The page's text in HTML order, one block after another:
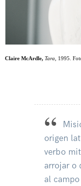
Claire McArdle, Tara , 1995.
origen
verbo
arrojar o
al